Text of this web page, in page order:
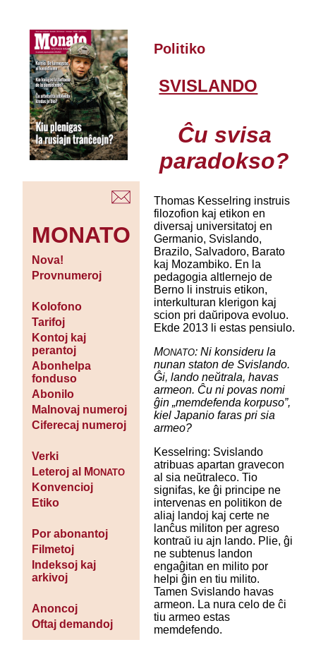
MONATO
Nova!
Provnumeroj
Kolofono
Tarifoj
Kontoj kaj
perantoj
Abonhelpa
fonduso
Abonilo
Malnovaj numeroj
Ciferecaj numeroj
Verki
Leteroj al MONATO
Konvencioj
Etiko
Por abonantoj
Filmetoj
Indeksoj kaj
arkivoj
Anoncoj
Oftaj demandoj
Politiko
SVISLANDO
Ĉu svisa
paradokso?
Thomas Kesselring instruis
filozofion kaj etikon en
diversaj universitatoj en
Germanio, Svislando,
Brazilo, Salvadoro, Barato
kaj Mozambiko. En la
pedagogia altlernejo de
Berno li instruis etikon,
interkulturan klerigon kaj
scion pri daŭripova evoluo.
Ekde 2013 li estas pensiulo.
MONATO: Ni konsideru la
nunan staton de Svislando.
Ĝi, lando neŭtrala, havas
armeon. Ĉu ni povas nomi
ĝin „memdefenda korpuso”,
kiel Japanio faras pri sia
armeo?
Kesselring: Svislando
atribuas apartan gravecon
al sia neŭtraleco. Tio
signifas, ke ĝi principe ne
intervenas en politikon de
aliaj landoj kaj certe ne
lanĉus militon per agreso
kontraŭ iu ajn lando. Plie, ĝi
ne subtenus landon
engaĝitan en milito por
helpi ĝin en tiu milito.
Tamen Svislando havas
armeon. La nura celo de ĉi
tiu armeo estas
memdefendo.